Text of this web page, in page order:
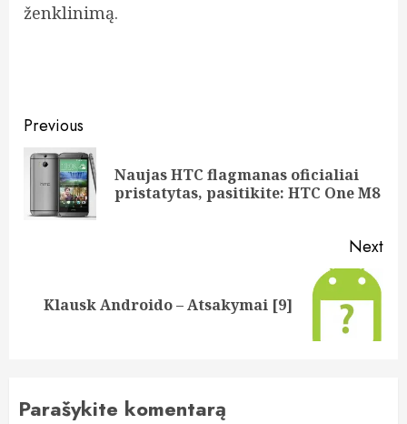
ženklinimą.
Post
navigation
Previous
Naujas HTC flagmanas oficialiai
pristatytas, pasitikite: HTC One M8
Next
Next
Klausk Androido – Atsakymai [9]
Parašykite komentarą